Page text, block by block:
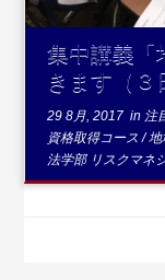
集中講義「
きます（３
29 8月, 2017 in 注
資格取得コース/地
法学部 リスクマネ